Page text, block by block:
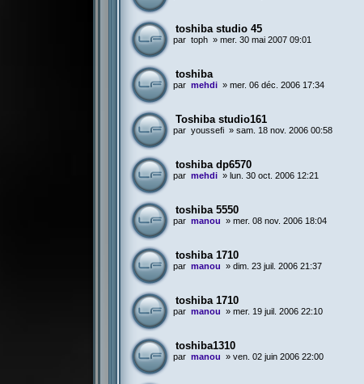
toshiba studio 45
par toph »mer. 30 mai 2007 09:01
toshiba
par mehdi »mer. 06 déc. 2006 17:34
Toshiba studio161
par youssefi »sam. 18 nov. 2006 00:58
toshiba dp6570
par mehdi » lun. 30 oct. 2006 12:21
toshiba 5550
par manou »mer. 08 nov. 2006 18:04
toshiba 1710
par manou »dim. 23 juil. 2006 21:37
toshiba 1710
par manou »mer. 19 juil. 2006 22:10
toshiba1310
par manou »ven. 02 juin 2006 22:00